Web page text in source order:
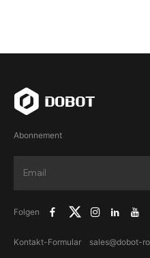
Abonnement
Folgen
Kontakt-Formular sales@dobot-